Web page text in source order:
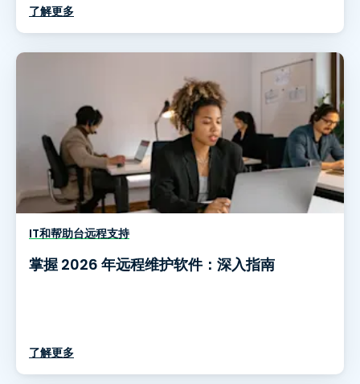
了解更多
IT和帮助台远程支持
掌握 2026 年远程维护软件：深入指南
了解更多